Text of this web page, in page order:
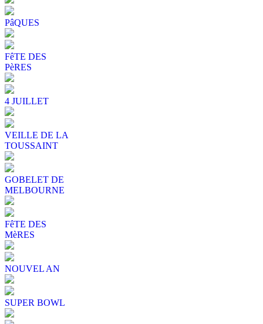
PâQUES
FêTE DES
PèRES
4 JUILLET
VEILLE DE LA
TOUSSAINT
GOBELET DE
MELBOURNE
FêTE DES
MèRES
NOUVEL AN
SUPER BOWL